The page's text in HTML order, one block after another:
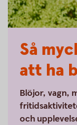
Så
att ha
Blöjor, vagn,
och